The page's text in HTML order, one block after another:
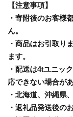
【注意事項】
・寄附後のお客様
ん。
・商品はお引取り
ます。
・配送は4tユニッ
応できない場合が
・北海道、沖縄県
・返礼品発送後の